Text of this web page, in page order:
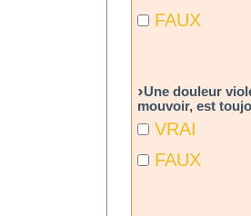
FAUX
Une douleur
mouvoir, est
VRAI
FAUX